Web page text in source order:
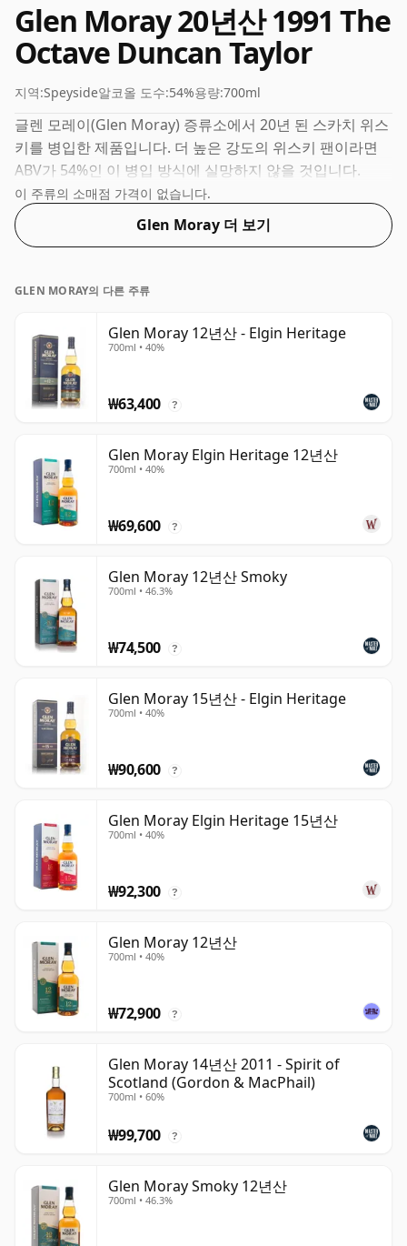
Glen Moray 20년산 1991 The
Octave Duncan Taylor
지역:Speyside알코올 도수:54%용량:700ml
글렌 모레이(Glen Moray) 증류소에서 20년 된 스카치 위스
키를 병입한 제품입니다. 더 높은 강도의 위스키 팬이라면
ABV가 54%인 이 병입 방식에 실망하지 않을 것입니다.
이 주류의 소매점 가격이 없습니다.
Glen Moray 더 보기
GLEN MORAY의 다른 주류
Glen Moray 12년산 - Elgin Heritage
700ml • 40%
₩63,400 ?
Glen Moray Elgin Heritage 12년산
700ml • 40%
₩69,600 ?
Glen Moray 12년산 Smoky
700ml • 46.3%
₩74,500 ?
Glen Moray 15년산 - Elgin Heritage
700ml • 40%
₩90,600 ?
Glen Moray Elgin Heritage 15년산
700ml • 40%
₩92,300 ?
Glen Moray 12년산
700ml • 40%
₩72,900 ?
Glen Moray 14년산 2011 - Spirit of
Scotland (Gordon & MacPhail)
700ml • 60%
₩99,700 ?
Glen Moray Smoky 12년산
700ml • 46.3%